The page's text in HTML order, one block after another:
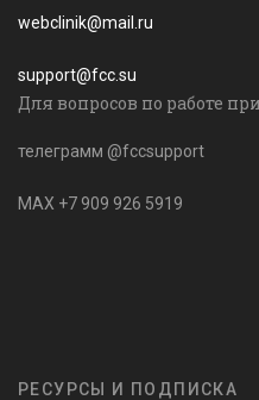
webclinik@mail.ru
support@fcc.su
Для вопросов по работе
телеграмм @fccsupport
MAX +7 909 926 5919
РЕСУРСЫ И ПОДПИСКА